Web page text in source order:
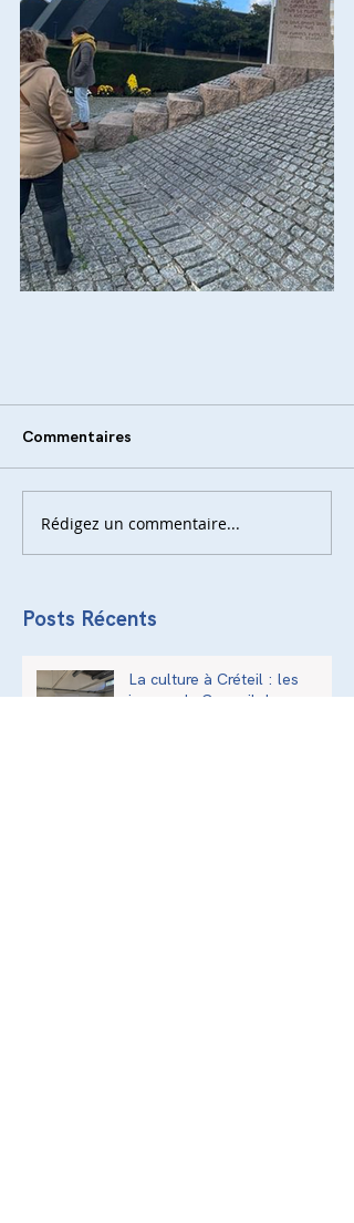
Commentaires
Rédigez un commentaire...
Posts Récents
La culture à Créteil : les
jeunes du Conseil des